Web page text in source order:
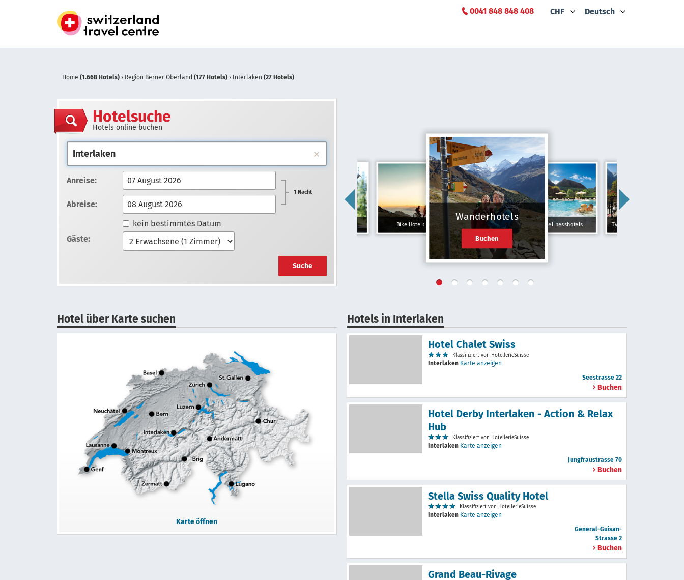
0041 848 848 408 CHF Deutsch
Home (1.668 Hotels) › Region Berner Oberland (177 Hotels) › Interlaken (27 Hotels)
Hotelsuche
Hotels online buchen
Anreise:
Abreise:
1 Nacht
kein bestimmtes Datum
Gäste:
Suche
Bike Hotels
Wanderhotels
Buchen
Wellnesshotels Typically Swiss Hotels
Hotel über Karte suchen
Karte öffnen
Hotels in Interlaken
Hotel Chalet Swiss
Klassifiziert von HotellerieSuisse
Interlaken Karte anzeigen
Seestrasse 22
Buchen
Hotel Derby Interlaken - Action & Relax
Hub
Klassifiziert von HotellerieSuisse
Interlaken Karte anzeigen
Jungfraustrasse 70
Buchen
Stella Swiss Quality Hotel
Klassifiziert von HotellerieSuisse
Interlaken Karte anzeigen
General-Guisan-
Strasse 2
Buchen
Grand Beau-Rivage